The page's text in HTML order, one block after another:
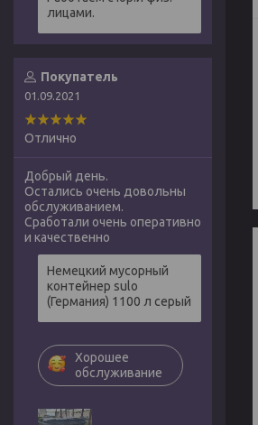
лицами.
Покупатель
01.09.2021
Отлично
Добрый день.
Остались очень довольны
обслуживанием.
Сработали очень оперативно
и качественно
Немецкий мусорный
контейнер sulo
(Германия) 1100 л серый
Хорошее
обслуживание